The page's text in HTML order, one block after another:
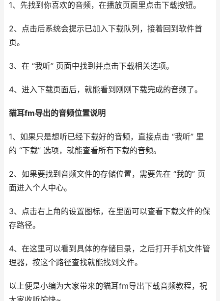
1、先找到你喜欢的音频，在播放页面里点击下载按钮。
2、点击后系统会提示已加入下载队列，接着回到软件首
页。
3、在 “我听” 页面中找到并点击下载相关选项。
4、进入下载页面后，就能看到刚刚下载完成的音频了。
猫耳fm导出的音频位置说明
1、如果只是想听已经下载好的音频，直接点击 “我听” 里
的 “下载” 选项，就能查看所有下载的音频。
2、如果要找到音频文件的存储位置，需要先在 “我的” 页
面进入个人中心。
3、点击右上角的设置图标，在里面可以查看下载文件的保
存路径。
4、在这里可以看到具体的存储目录，之后打开手机文件管
理器，按这个路径查找就能找到文件。
以上便是小编为大家带来的猫耳fm导出下载音频教程，祝